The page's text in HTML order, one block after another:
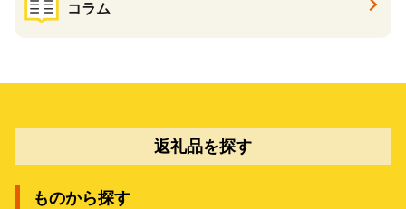
コラム
返礼品を探す
ものから探す